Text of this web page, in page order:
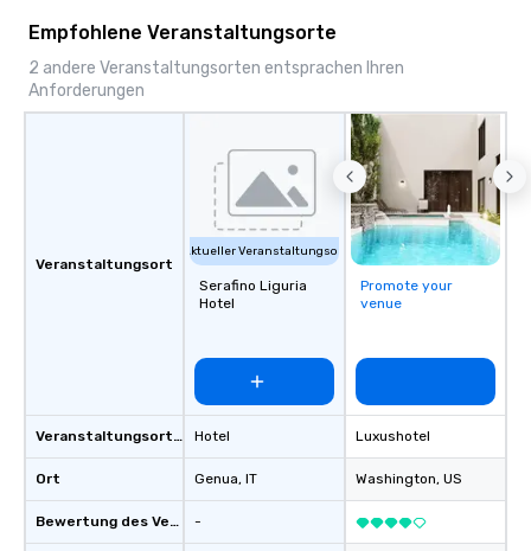
Empfohlene Veranstaltungsorte
2 andere Veranstaltungsorten entsprachen Ihren
Anforderungen
Veranstaltungsort
Veranstaltungsortstyp
Ort
Bewertung des Veranstaltungsortes
Aktueller Veranstaltungsort
Serafino Liguria
Hotel
Hotel
Genua, IT
-
Promote your
venue
Luxushotel
Washington, US